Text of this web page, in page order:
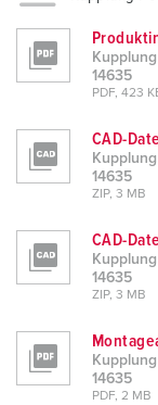
14635
PDF, 423
CAD-
14635
ZIP, 3 MB
CAD-
14635
ZIP, 3 MB
14635
PDF, 2 MB